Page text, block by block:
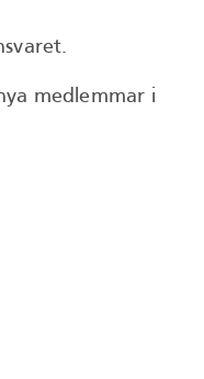
medlemmar i